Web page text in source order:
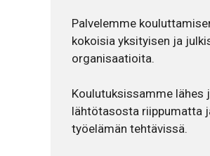
Palvelemme
kokoisia yksityisen ja
organisaatioita.
Koulutuksissamme lähes
lähtötasosta riippumatta
työelämän tehtävissä.